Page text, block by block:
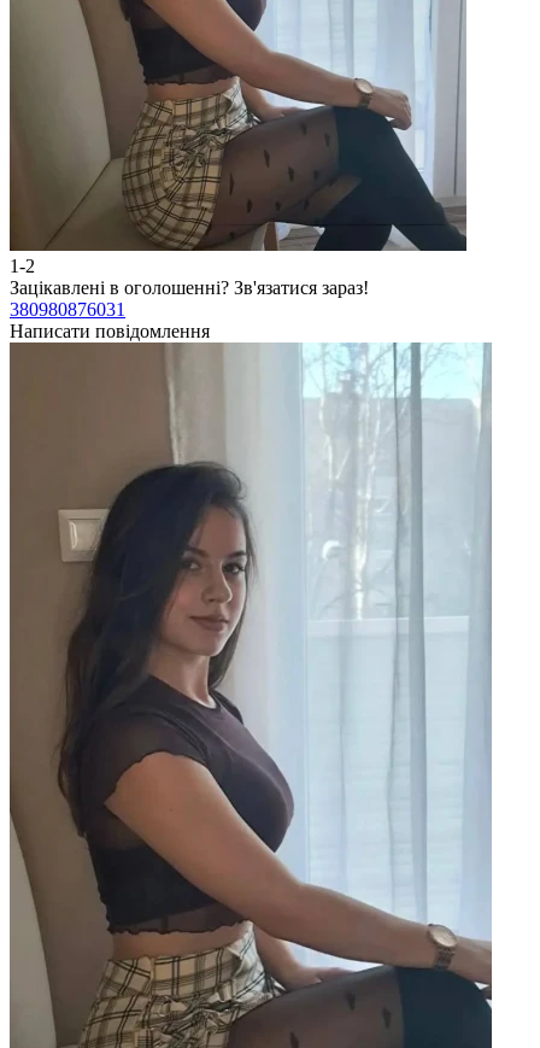
1-2
Зацікавлені в оголошенні? Зв'язатися зараз!
380980876031
Написати повідомлення